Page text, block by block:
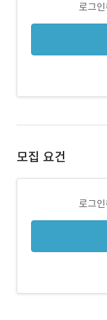
로그
모집 요건
로그